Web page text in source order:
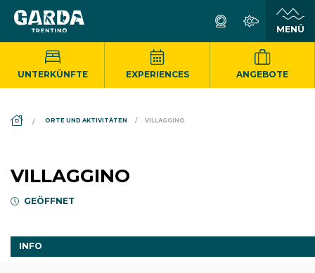
UNTERKÜNFTE EXPERIENCES ANGEBOTE
ORTE UND AKTIVITÄTEN VILLAGGINO
VILLAGGINO
GEÖFFNET
INFO